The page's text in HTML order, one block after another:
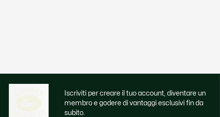
Iscriviti per creare il tuo account, diventare un
membro e godere di vantaggi esclusivi fin da
subito.